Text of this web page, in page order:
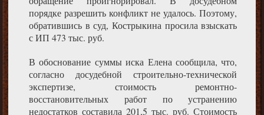
порядке разрешить конфликт не удалось. Поэтому,
обратившись в суд, Кострыкина просила взыскать
с ИП 473 тыс. руб.
В обоснование суммы иска Елена сообщила, что,
согласно досудебной строительно-технической
экспертизе, стоимость ремонтно-
восстановительных работ по устранению
недостатков составила 201,5 тыс. руб. Стоимость